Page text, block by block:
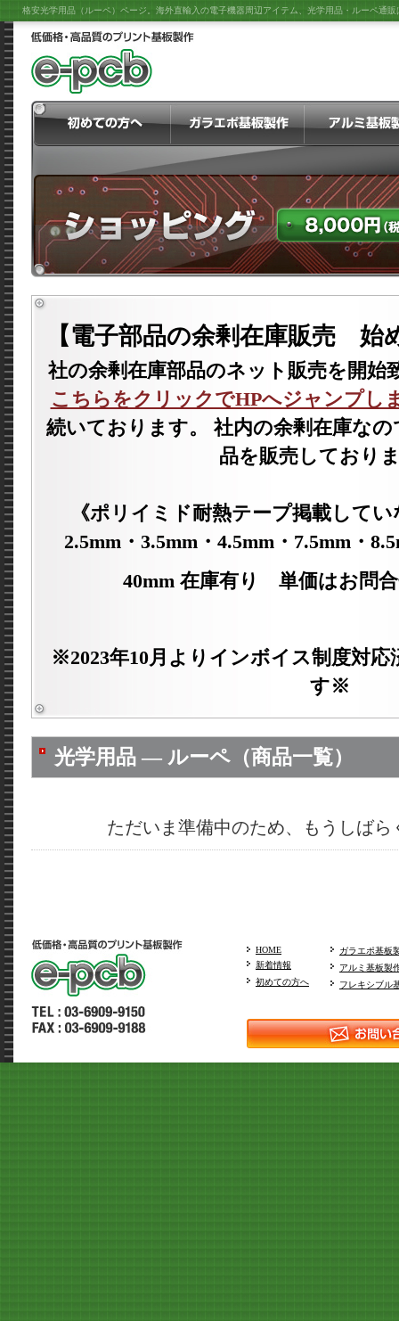
格安光学用品（ルーペ）ページ。海外直輸入の電子機器周辺アイテム、光学用品・ルーペ通販
【電子部品の余剰在庫販売 始
社の余剰在庫部品のネット販売を開始
こちらをクリックでHPへジャンプし
続いております。 社内の余剰在庫な
品を販売しており
《ポリイミド耐熱テープ掲載して
2.5mm・3.5mm・4.5mm・7.5mm・
40mm 在庫有り 単価はお問
※2023年10月よりインボイス制度対応
す※
光学用品 ― ルーペ（商品一覧）
ただいま準備中のため、もうしば
HOME
新着情報
初めての方へ
ガラエポ基板
アルミ基板製
フレキシブル